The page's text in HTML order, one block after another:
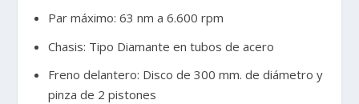
Par máximo: 63 nm a 6.600 rpm
Chasis: Tipo Diamante en tubos de acero
Freno delantero: Disco de 300 mm. de diámetro y
pinza de 2 pistones